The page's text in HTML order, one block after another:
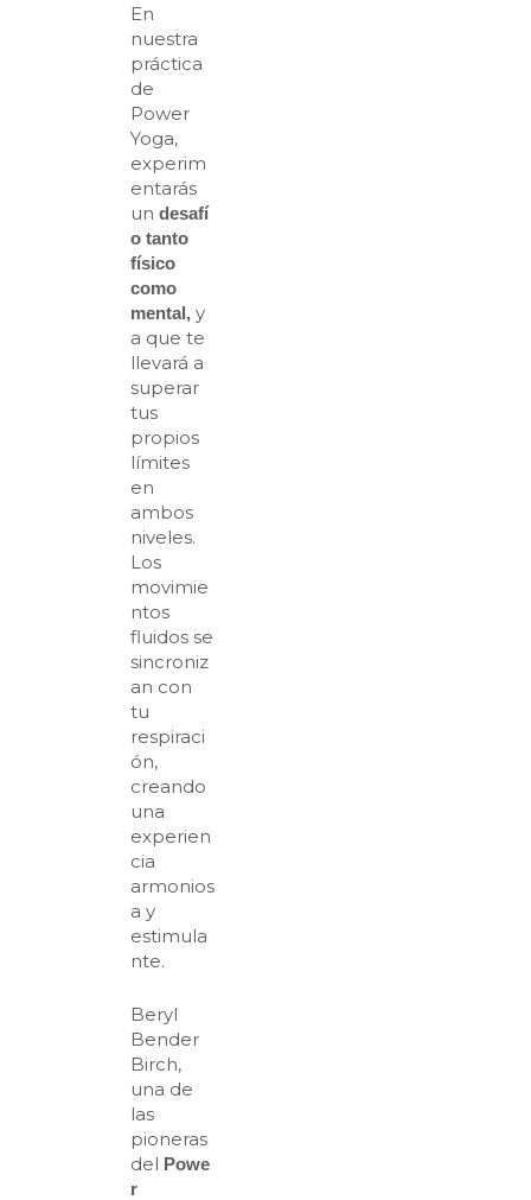
En
nuestra
práctica
de
Power
Yoga,
experim
entarás
un desafí
o tanto
físico
como
mental, y
a que te
llevará a
superar
tus
propios
límites
en
ambos
niveles.
Los
movimie
ntos
fluidos se
sincroniz
an con
tu
respiraci
ón,
creando
una
experien
cia
armonios
a y
estimula
nte.
Beryl
Bender
Birch,
una de
las
pioneras
del Powe
r